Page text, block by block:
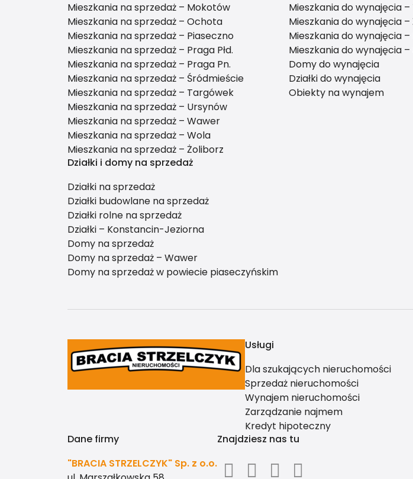
Mieszkania na sprzedaż – Mokotów
Mieszkania na sprzedaż – Ochota
Mieszkania na sprzedaż – Piaseczno
Mieszkania na sprzedaż – Praga Płd.
Mieszkania na sprzedaż – Praga Pn.
Mieszkania na sprzedaż – Śródmieście
Mieszkania na sprzedaż – Targówek
Mieszkania na sprzedaż – Ursynów
Mieszkania na sprzedaż – Wawer
Mieszkania na sprzedaż – Wola
Mieszkania na sprzedaż – Żoliborz
Mieszkania do wynajęcia
Mieszkania do wynajęcia –
Mieszkania do wynajęcia
Mieszkania do wynajęcia –
Domy do wynajęcia
Działki do wynajęcia
Obiekty na wynajem
Działki i domy na sprzedaż
Działki na sprzedaż
Działki budowlane na sprzedaż
Działki rolne na sprzedaż
Działki – Konstancin-Jeziorna
Domy na sprzedaż
Domy na sprzedaż – Wawer
Domy na sprzedaż w powiecie piaseczyńskim
Usługi
Dla szukających nieruchomości
Sprzedaż nieruchomości
Wynajem nieruchomości
Zarządzanie najmem
Kredyt hipoteczny
Dane firmy
"BRACIA STRZELCZYK" Sp. z o.o.
Znajdziesz nas tu